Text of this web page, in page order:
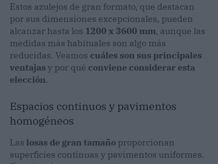
Estos azulejos de gran formato, que destacan
por sus dimensiones excepcionales, pueden
alcanzar hasta los 1200 x 3600 mm, aunque las
medidas más habituales son algo más
reducidas. Veamos cuáles son sus principales
ventajas y por qué conviene considerar esta
elección.
Espacios continuos y pavimentos
homogéneos
Las losas de gran tamaño proporcionan
superficies continuas y pavimentos uniformes.